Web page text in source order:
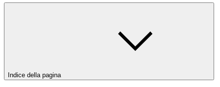
Indice della pagina